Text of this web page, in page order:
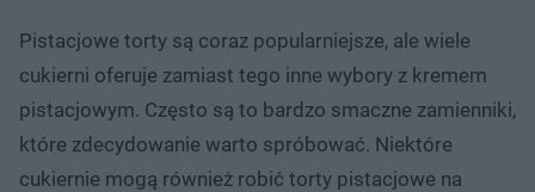
Pistacjowe torty są coraz popularniejsze, ale wiele
cukierni oferuje zamiast tego inne wybory z kremem
pistacjowym. Często są to bardzo smaczne zamienniki,
które zdecydowanie warto spróbować. Niektóre
cukiernie mogą również robić torty pistacjowe na